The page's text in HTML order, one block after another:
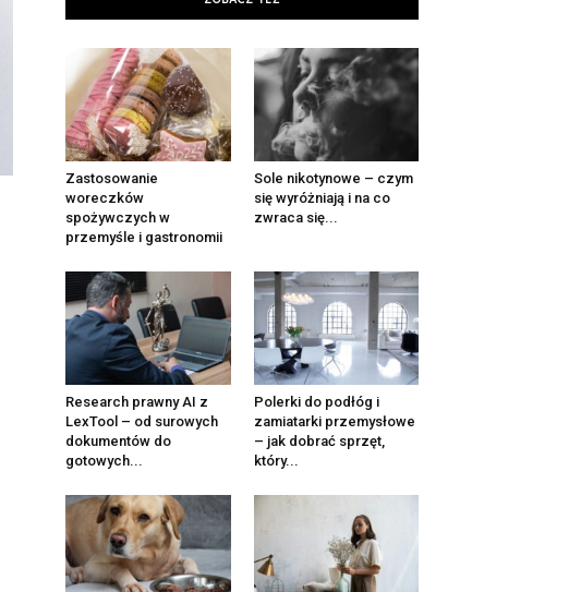
Zastosowanie
woreczków
spożywczych w
przemyśle i gastronomii
Sole nikotynowe – czym
się wyróżniają i na co
zwraca się...
Research prawny AI z
LexTool – od surowych
dokumentów do
gotowych...
Polerki do podłóg i
zamiatarki przemysłowe
– jak dobrać sprzęt,
który...